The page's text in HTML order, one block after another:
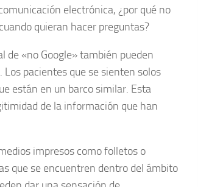
electrónica, ¿por qué no
quieran hacer preguntas?
«no Google» también pueden
pacientes que se sienten solos
están en un barco similar. Esta
de la información que han
impresos como folletos o
que se encuentren dentro del ámbito